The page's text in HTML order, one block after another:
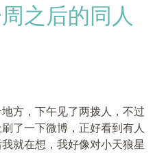
之后的同人
方，下午见了两拨人，不过
了一下微博，正好看到有人
就在想，我好像对小天狼星